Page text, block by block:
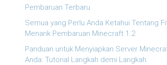
Pembaruan Terbaru
Semua yang Perlu Anda Ketahui Tentang
Menarik Pembaruan Minecraft 1.2
Panduan untuk Menyiapkan Server
Anda: Tutorial Langkah demi Langkah